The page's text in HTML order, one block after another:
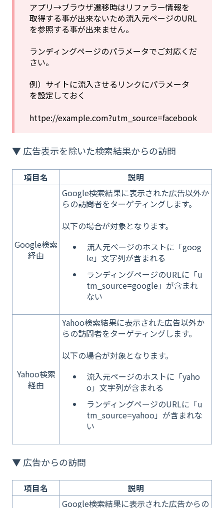
アプリ→ブラウザ遷移時はリファラー情報を
取得する事が出来ないため流入元ページのURL
を参照する事が出来ません。
ランディングページのパラメータでご対応くだ
さい。
例）サイトに流入させるリンクにパラメータ
を設定しておく
httpe://example.com?utm_source=facebook
▼ 広告表示を除いた検索結果からの訪問
項目名 説明
Google検索
経由
Google検索結果に表示された広告以外か
らの訪問者をターゲティングします。
以下の場合が対象となります。
流入元ページのホストに「goog
le」文字列が含まれる
ランディングページのURLに「u
tm_source=google」が含まれ
ない
Yahoo検索
経由
Yahoo検索結果に表示された広告以外か
らの訪問者をターゲティングします。
以下の場合が対象となります。
流入元ページのホストに「yaho
o」文字列が含まれる
ランディングページのURLに「u
tm_source=yahoo」が含まれな
い
▼ 広告からの訪問
項目名
説明
Google検索結果に表示された広告からの